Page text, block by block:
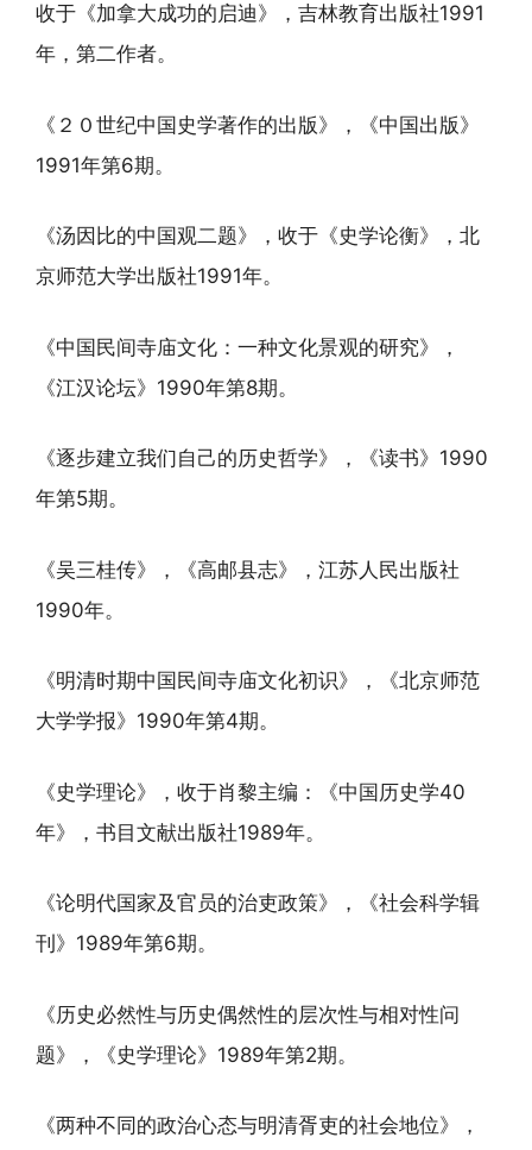
收于《加拿大成功的启迪》，吉林教育出版社1991
年，第二作者。
《２０世纪中国史学著作的出版》，《中国出版》
1991年第6期。
《汤因比的中国观二题》，收于《史学论衡》，北
京师范大学出版社1991年。
《中国民间寺庙文化：一种文化景观的研究》，
《江汉论坛》1990年第8期。
《逐步建立我们自己的历史哲学》，《读书》1990
年第5期。
《吴三桂传》，《高邮县志》，江苏人民出版社
1990年。
《明清时期中国民间寺庙文化初识》，《北京师范
大学学报》1990年第4期。
《史学理论》，收于肖黎主编：《中国历史学40
年》，书目文献出版社1989年。
《论明代国家及官员的治吏政策》，《社会科学辑
刊》1989年第6期。
《历史必然性与历史偶然性的层次性与相对性问
题》，《史学理论》1989年第2期。
《两种不同的政治心态与明清胥吏的社会地位》，